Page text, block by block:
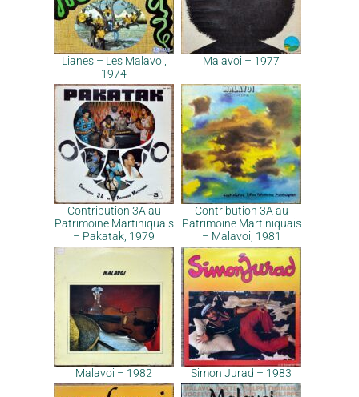
Lianes – Les Malavoi,
1974
Malavoi – 1977
Contribution 3A au
Patrimoine Martiniquais
– Pakatak, 1979
Contribution 3A au
Patrimoine Martiniquais
– Malavoi, 1981
Malavoi – 1982 Simon Jurad – 1983